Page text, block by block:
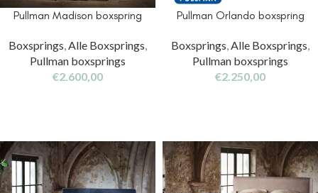
Pullman Madison boxspring
Boxsprings,Alle Boxsprings,
Pullman boxsprings
€2.600,00
Pullman Orlando boxspring
Boxsprings,Alle Boxsprings,
Pullman boxsprings
€2.250,00